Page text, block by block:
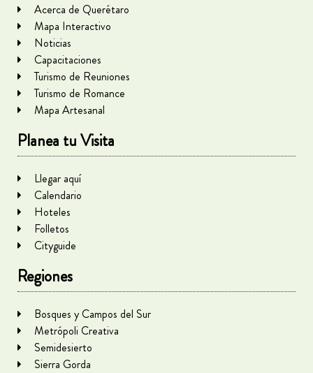
Acerca de Querétaro
Mapa Interactivo
Noticias
Capacitaciones
Turismo de Reuniones
Turismo de Romance
Mapa Artesanal
Planea tu Visita
Llegar aquí
Calendario
Hoteles
Folletos
Cityguide
Regiones
Bosques y Campos del Sur
Metrópoli Creativa
Semidesierto
Sierra Gorda